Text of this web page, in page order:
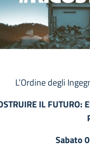
L’Ordine degli
IL FUTURO:
Sabato